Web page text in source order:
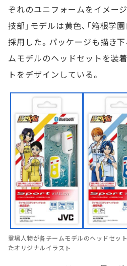
ぞれのユニフォームをイメー
技部」モデルは黄色、「箱根学
採用した。パッケージも描き
ムモデルのヘッドセットを装
トをデザインしている。
登場人物が各チームモデルのヘッドセッ
たオリジナルイラスト